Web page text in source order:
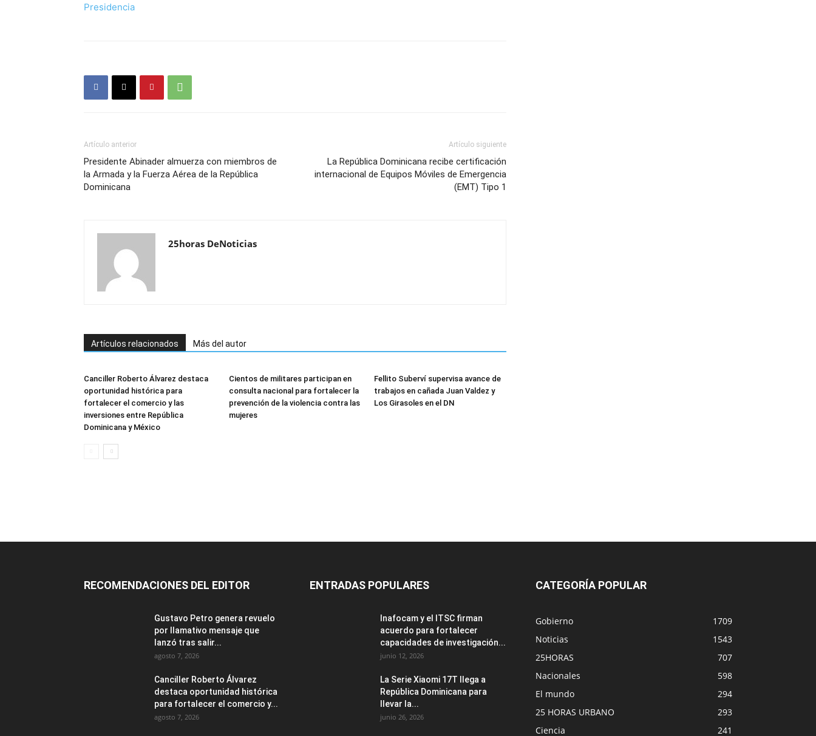
Presidencia
Artículo anterior
Presidente Abinader almuerza con miembros de
la Armada y la Fuerza Aérea de la República
Dominicana
Artículo siguiente
La República Dominicana recibe certificación
internacional de Equipos Móviles de Emergencia
(EMT) Tipo 1
25horas DeNoticias
Artículos relacionados Más del autor
Canciller Roberto Álvarez destaca
oportunidad histórica para
fortalecer el comercio y las
inversiones entre República
Dominicana y México
Cientos de militares participan en
consulta nacional para fortalecer la
prevención de la violencia contra las
mujeres
Fellito Suberví supervisa avance de
trabajos en cañada Juan Valdez y
Los Girasoles en el DN
RECOMENDACIONES DEL EDITOR
Gustavo Petro genera revuelo
por llamativo mensaje que
lanzó tras salir...
agosto 7, 2026
Canciller Roberto Álvarez
destaca oportunidad histórica
para fortalecer el comercio y...
agosto 7, 2026
ENTRADAS POPULARES
Inafocam y el ITSC firman
acuerdo para fortalecer
capacidades de investigación...
junio 12, 2026
La Serie Xiaomi 17T llega a
República Dominicana para
llevar la...
junio 26, 2026
CATEGORÍA POPULAR
Gobierno
1709
Noticias
1543
25HORAS
707
Nacionales
598
El mundo
294
25 HORAS URBANO
293
Ciencia
241